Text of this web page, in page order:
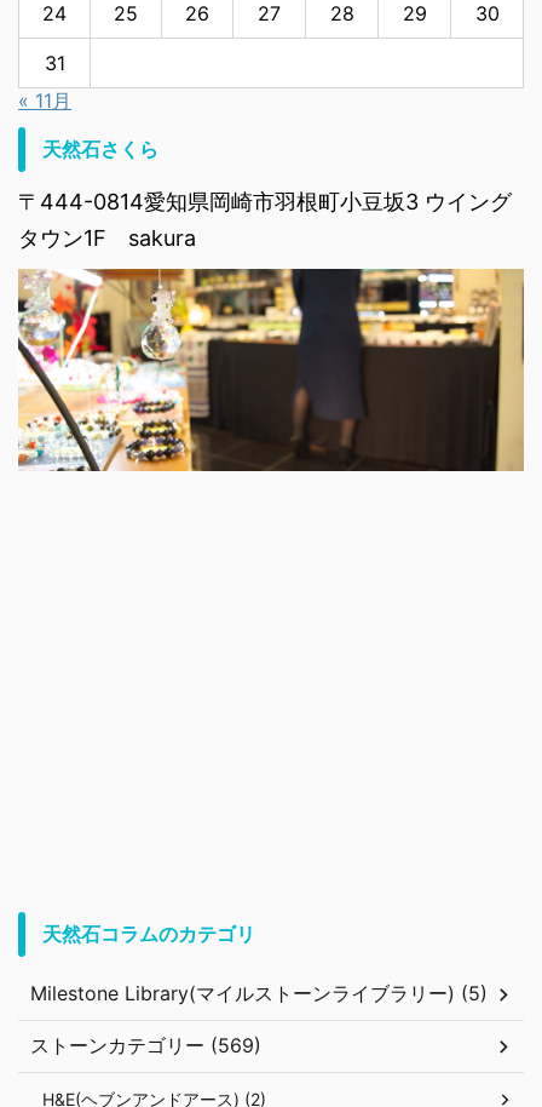
24 25 26 27 28 29 30
31
« 11月
天然石さくら
〒444-0814愛知県岡崎市羽根町小豆坂3 ウイング
タウン1F sakura
天然石コラムのカテゴリ
Milestone Library(マイルストーンライブラリー) (5)
ストーンカテゴリー (569)
H&E(ヘブンアンドアース) (2)